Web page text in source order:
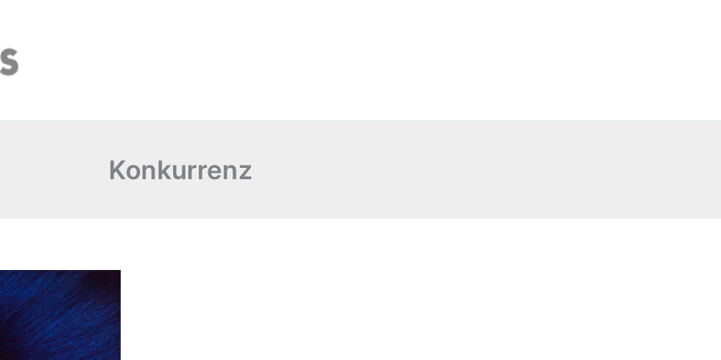
Konkurrenz